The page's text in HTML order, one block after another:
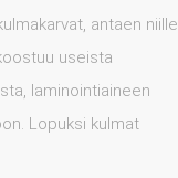
antaen niille
useista
laminointiaineen
Lopuksi kulmat